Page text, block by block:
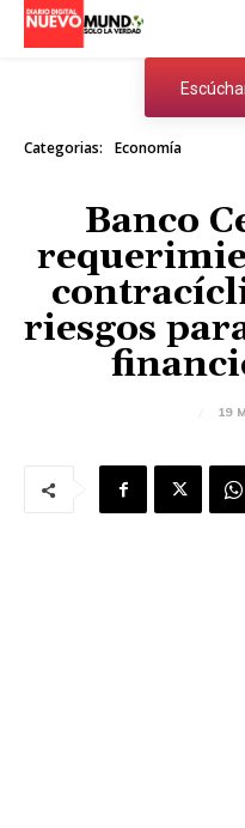
Categorias: Economía
Banco
riesgos
19